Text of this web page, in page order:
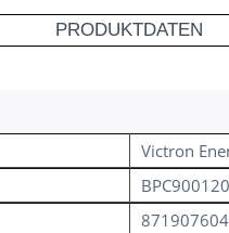
PRODUKTDATEN
Victron